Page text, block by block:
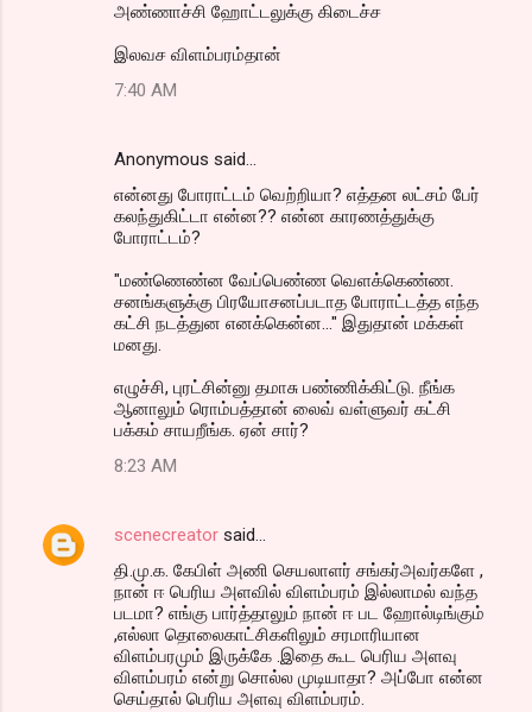
அண்ணாச்சி ஹோட்டலுக்கு கிடைச்ச
இலவச விளம்பரம்தான்
7:40 AM
Anonymous said…
என்னது போராட்டம் வெற்றியா? எத்தன லட்சம் பேர்
கலந்துகிட்டா என்ன?? என்ன காரணத்துக்கு
போராட்டம்?
"மண்ணெண்ன வேப்பெண்ண வெளக்கெண்ண.
சனங்களுக்கு பிரயோசனப்படாத போராட்டத்த எந்த
கட்சி நடத்துன எனக்கென்ன..." இதுதான் மக்கள்
மனது.
எழுச்சி, புரட்சின்னு தமாசு பண்ணிக்கிட்டு. நீங்க
ஆனாலும் ரொம்பத்தான் லைவ் வள்ளுவர் கட்சி
பக்கம் சாயறீங்க. ஏன் சார்?
8:23 AM
scenecreator said…
தி.மு.க. கேபிள் அணி செயலாளர் சங்கர்அவர்களே ,
நான் ஈ பெரிய அளவில் விளம்பரம் இல்லாமல் வந்த
படமா? எங்கு பார்த்தாலும் நான் ஈ பட ஹோல்டிங்கும்
,எல்லா தொலைகாட்சிகளிலும் சரமாரியான
விளம்பரமும் இருக்கே .இதை கூட பெரிய அளவு
விளம்பரம் என்று சொல்ல முடியாதா? அப்போ என்ன
செய்தால் பெரிய அளவு விளம்பரம்.